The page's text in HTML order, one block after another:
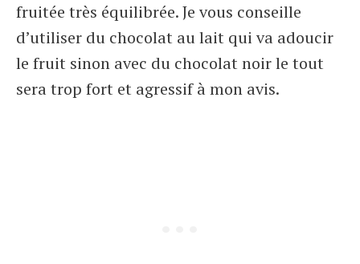
fruitée très équilibrée. Je vous conseille
d’utiliser du chocolat au lait qui va adoucir
le fruit sinon avec du chocolat noir le tout
sera trop fort et agressif à mon avis.